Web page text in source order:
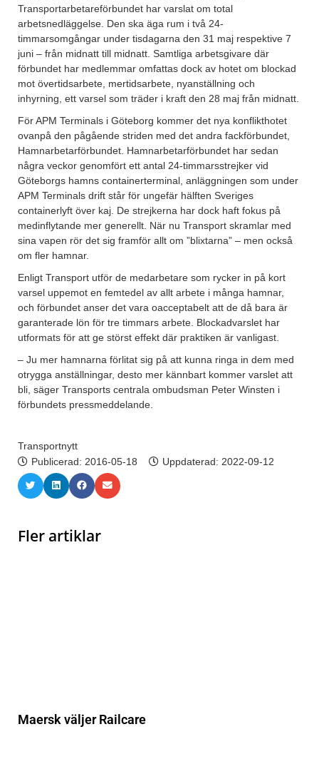
Transportarbetareförbundet har varslat om total
arbetsnedläggelse. Den ska äga rum i två 24-
timmarsomgångar under tisdagarna den 31 maj respektive 7
juni – från midnatt till midnatt. Samtliga arbetsgivare där
förbundet har medlemmar omfattas dock av hotet om blockad
mot övertidsarbete, mertidsarbete, nyanställning och
inhyrning, ett varsel som träder i kraft den 28 maj från midnatt.
För APM Terminals i Göteborg kommer det nya konflikthotet
ovanpå den pågående striden med det andra fackförbundet,
Hamnarbetarförbundet. Hamnarbetarförbundet har sedan
några veckor genomfört ett antal 24-timmarsstrejker vid
Göteborgs hamns containerterminal, anläggningen som under
APM Terminals drift står för ungefär hälften Sveriges
containerlyft över kaj. De strejkerna har dock haft fokus på
medinflytande mer generellt. När nu Transport skramlar med
sina vapen rör det sig framför allt om ”blixtarna” – men också
om fler hamnar.
Enligt Transport utför de medarbetare som rycker in på kort
varsel uppemot en femtedel av allt arbete i många hamnar,
och förbundet anser det vara oacceptabelt att de då bara är
garanterade lön för tre timmars arbete. Blockadvarslet har
utformats för att ge störst effekt där praktiken är vanligast.
– Ju mer hamnarna förlitat sig på att kunna ringa in dem med
otrygga anställningar, desto mer kännbart kommer varslet att
bli, säger Transports centrala ombudsman Peter Winsten i
förbundets pressmeddelande.
Transportnytt
Publicerad: 2016-05-18 Uppdaterad: 2022-09-12
Fler artiklar
Maersk väljer Railcare